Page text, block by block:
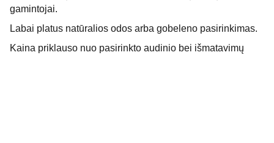
gamintojai.
Labai platus natūralios odos arba gobeleno pasirinkimas.
Kaina priklauso nuo pasirinkto audinio bei išmatavimų